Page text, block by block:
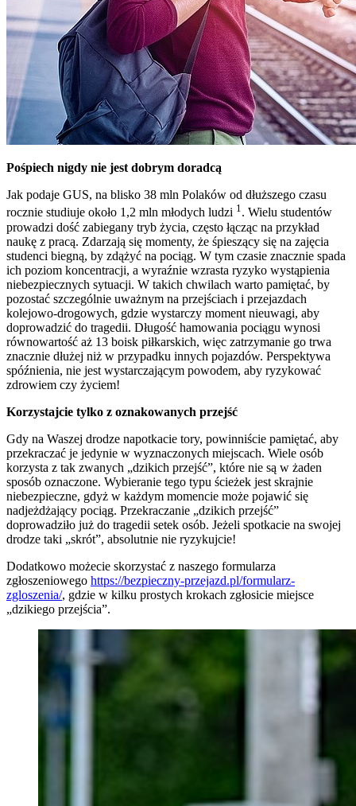
Pośpiech nigdy nie jest dobrym doradcą
Jak podaje GUS, na blisko 38 mln Polaków od dłuższego czasu
rocznie studiuje około 1,2 mln młodych ludzi 1. Wielu studentów
prowadzi dość zabiegany tryb życia, często łącząc na przykład
naukę z pracą. Zdarzają się momenty, że śpieszący się na zajęcia
studenci biegną, by zdążyć na pociąg. W tym czasie znacznie spada
ich poziom koncentracji, a wyraźnie wzrasta ryzyko wystąpienia
niebezpiecznych sytuacji. W takich chwilach warto pamiętać, by
pozostać szczególnie uważnym na przejściach i przejazdach
kolejowo-drogowych, gdzie wystarczy moment nieuwagi, aby
doprowadzić do tragedii. Długość hamowania pociągu wynosi
równowartość aż 13 boisk piłkarskich, więc zatrzymanie go trwa
znacznie dłużej niż w przypadku innych pojazdów. Perspektywa
spóźnienia, nie jest wystarczającym powodem, aby ryzykować
zdrowiem czy życiem!
Korzystajcie tylko z oznakowanych przejść
Gdy na Waszej drodze napotkacie tory, powinniście pamiętać, aby
przekraczać je jedynie w wyznaczonych miejscach. Wiele osób
korzysta z tak zwanych „dzikich przejść”, które nie są w żaden
sposób oznaczone. Wybieranie tego typu ścieżek jest skrajnie
niebezpieczne, gdyż w każdym momencie może pojawić się
nadjeżdżający pociąg. Przekraczanie „dzikich przejść”
doprowadziło już do tragedii setek osób. Jeżeli spotkacie na swojej
drodze taki „skrót”, absolutnie nie ryzykujcie!
Dodatkowo możecie skorzystać z naszego formularza
zgłoszeniowego https://bezpieczny-przejazd.pl/formularz-
zgloszenia/, gdzie w kilku prostych krokach zgłosicie miejsce
„dzikiego przejścia”.